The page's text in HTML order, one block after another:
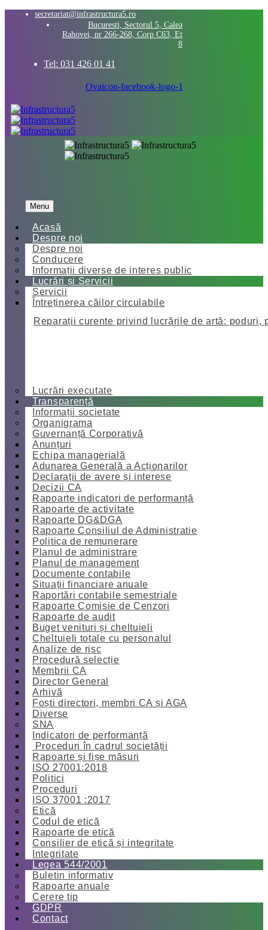
secretariat@infrastructura5.ro
Bucuresti, Sectorul 5, Calea
Rahovei, nr 266-268, Corp C63, Et
8
Tel: 031 426 01 41
Ovaicon-facebook-logo-1
Menu
Acasă
Despre noi
Despre noi
Conducere
Informații diverse de interes public
Lucrări și Servicii
Servicii
Întreținerea căilor circulabile
Reparații curente privind lucrările de artă: poduri,
Lucrări executate
Transparență
Informații societate
Organigrama
Guvernanță Corporativă
Anunțuri
Echipa managerială
Adunarea Generală a Acționarilor
Declarații de avere și interese
Decizii CA
Rapoarte indicatori de performanță
Rapoarte de activitate
Rapoarte DG&DGA
Rapoarte Consiliul de Administratie
Politica de remunerare
Planul de administrare
Planul de management
Documente contabile
Situații financiare anuale
Raportări contabile semestriale
Rapoarte Comisie de Cenzori
Rapoarte de audit
Buget venituri și cheltuieli
Cheltuieli totale cu personalul
Analize de risc
Procedură selecție
Membrii CA
Director General
Arhivă
Foști directori, membri CA și AGA
Diverse
SNA
Indicatori de performanță
Proceduri în cadrul societății
Rapoarte și fișe măsuri
ISO 27001:2018
Politici
Proceduri
ISO 37001 :2017
Etică
Codul de etică
Rapoarte de etică
Consilier de etică și integritate
Integritate
Legea 544/2001
Buletin informativ
Rapoarte anuale
Cerere tip
GDPR
Contact